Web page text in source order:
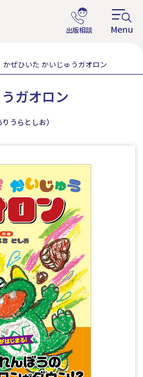
かぜひいた かいじゅうガオロン
ガオロン
りうらとしお）